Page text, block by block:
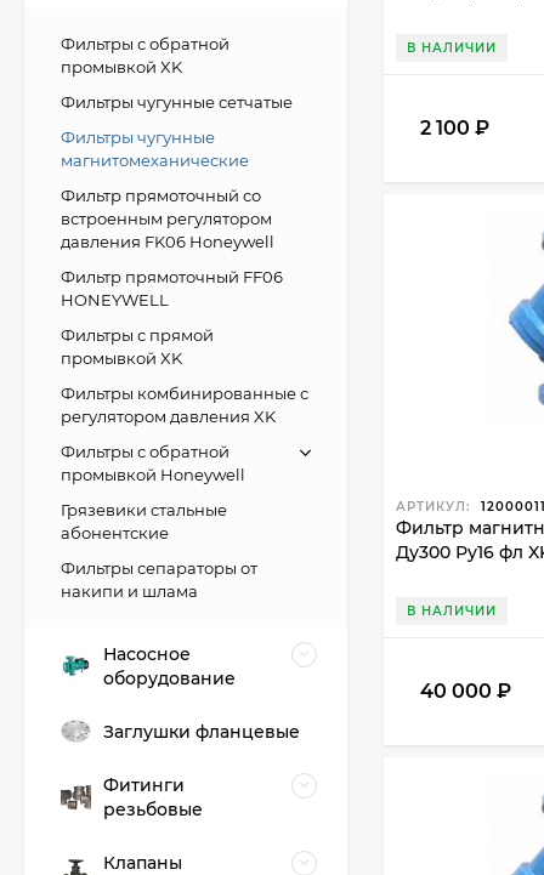
В НАЛИЧИИ
2 100 ₽
АРТИКУЛ:
Фильтр
Ду300 Ру16 фл
В НАЛИЧИИ
40 000 ₽
Фильтры с обратной
промывкой XK
Фильтры чугунные сетчатые
Фильтры чугунные
магнитомеханические
Фильтр прямоточный со
встроенным регулятором
давления FK06 Honeywell
Фильтр прямоточный FF06
HONEYWELL
Фильтры с прямой
промывкой XK
Фильтры комбинированные с
регулятором давления XK
Фильтры с обратной
промывкой Honeywell
Грязевики стальные
абонентские
Фильтры сепараторы от
накипи и шлама
Насосное
оборудование
Заглушки фланцевые
Фитинги
резьбовые
Клапаны